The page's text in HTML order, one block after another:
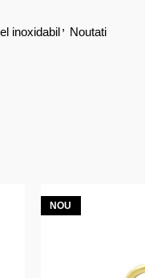
inoxidabil, Noutati
NOU